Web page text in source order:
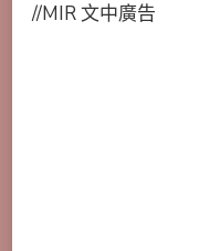
//MIR 文中廣告